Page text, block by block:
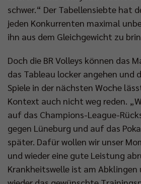
schwer.“ Der Tabellensiebte hat
jeden Konkurrenten maximal
ihn aus dem Gleichgewicht zu
Doch die BR Volleys können das
das Tableau locker angehen und
Spiele in der nächsten Woche
Kontext auch nicht weg reden.
auf das Champions-League-
gegen Lüneburg und auf das
später. Dafür wollen wir unser
und wieder eine gute Leistung
Krankheitswelle ist am Abklingen